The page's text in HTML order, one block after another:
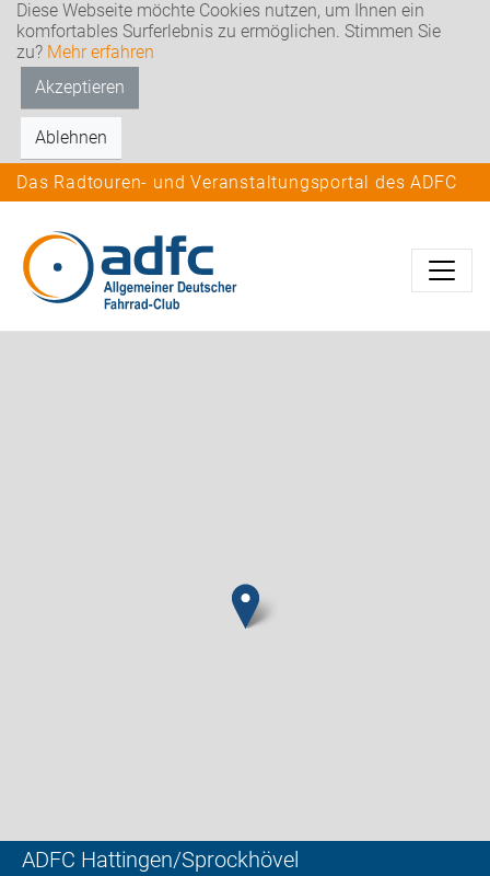
Diese Webseite möchte Cookies nutzen, um Ihnen ein
komfortables Surferlebnis zu ermöglichen. Stimmen Sie
zu? Mehr erfahren
Akzeptieren
Ablehnen
Das Radtouren- und Veranstaltungsportal des ADFC
ADFC Hattingen/Sprockhövel